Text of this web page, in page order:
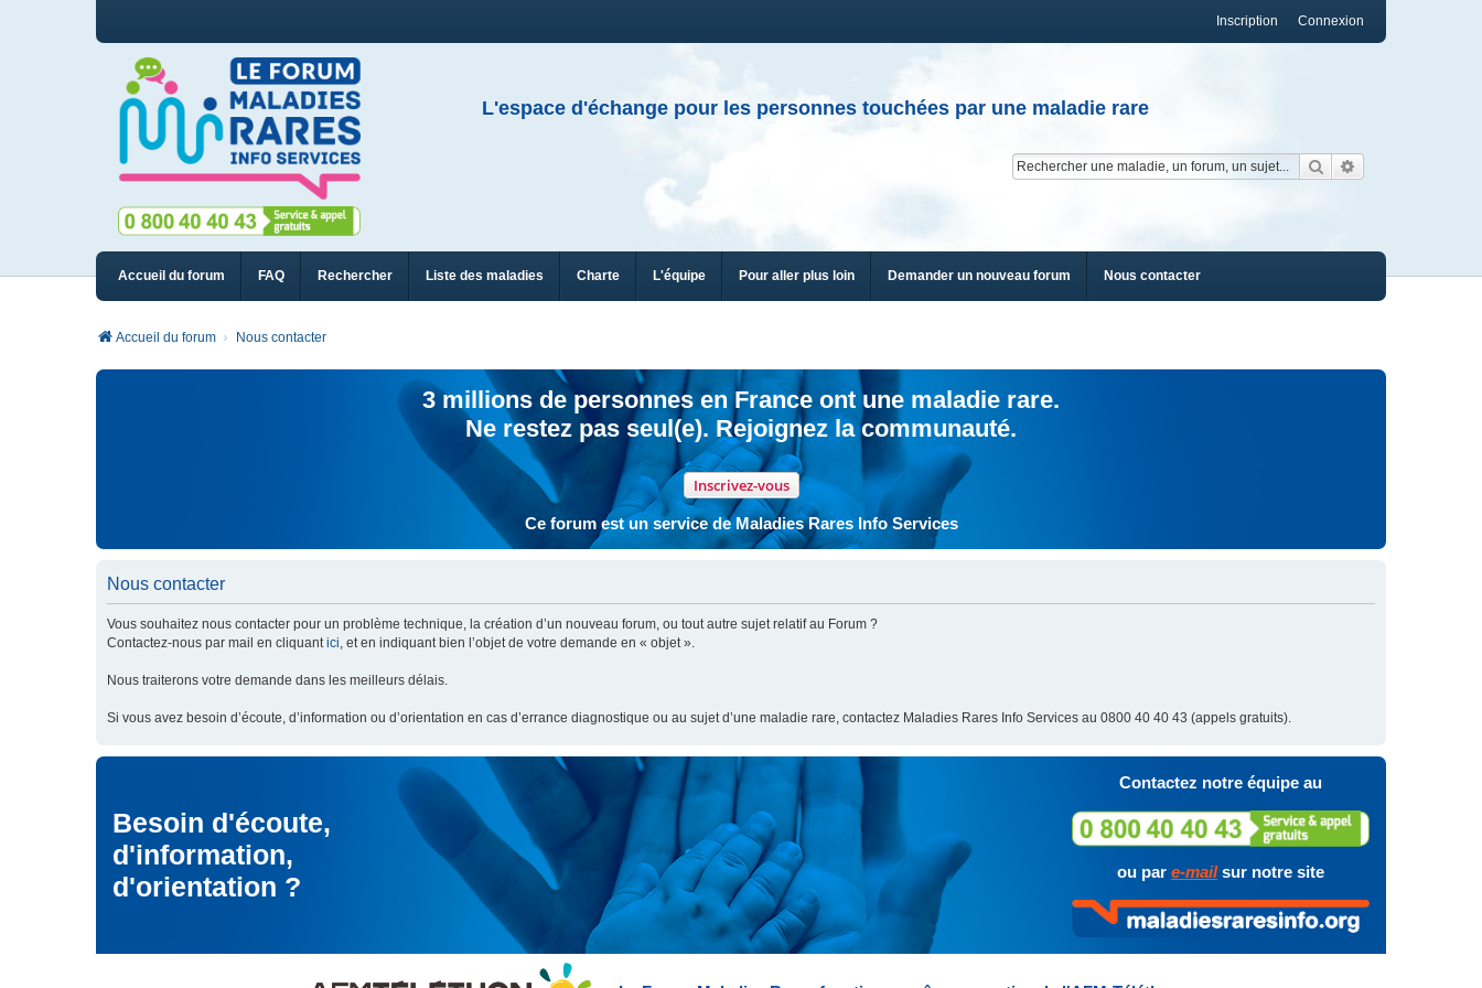
Connexion
Inscription
L'espace d'échange pour les personnes touchées par une maladie rare
Rechercher
Accueil du forum FAQ Rechercher Liste des maladies Charte L'équipe Pour aller plus loin Demander un nouveau forum Nous contacter
Accueil du forum Nous contacter
3 millions de personnes en France ont une maladie rare.
Ne restez pas seul(e). Rejoignez la communauté.
Inscrivez-vous
Ce forum est un service de Maladies Rares Info Services
Nous contacter
Vous souhaitez nous contacter pour un problème technique, la création d’un nouveau forum, ou tout autre sujet relatif au Forum ?
Contactez-nous par mail en cliquantici, et en indiquant bien l’objet de votre demande en « objet ».
Nous traiterons votre demande dans les meilleurs délais.
Si vous avez besoin d’écoute, d’information ou d’orientation en cas d’errance diagnostique ou au sujet d’une maladie rare, contactez Maladies Rares Info Services au 0800 40 40 43 (appels gratuits).
Besoin d'écoute,
d'information,
d'orientation ?
Contactez notre équipe au
ou par e-mailsur notre site